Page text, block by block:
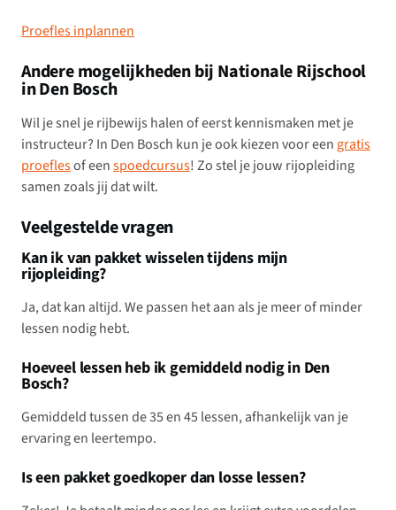
Proefles inplannen
Andere mogelijkheden bij Nationale Rijschool
in Den Bosch
Wil je snel je rijbewijs halen of eerst kennismaken met je
instructeur? In Den Bosch kun je ook kiezen voor een gratis
proeflesof eenspoedcursus! Zo stel je jouw rijopleiding
samen zoals jij dat wilt.
Veelgestelde vragen
Kan ik van pakket wisselen tijdens mijn
rijopleiding?
Ja, dat kan altijd. We passen het aan als je meer of minder
lessen nodig hebt.
Hoeveel lessen heb ik gemiddeld nodig in Den
Bosch?
Gemiddeld tussen de 35 en 45 lessen, afhankelijk van je
ervaring en leertempo.
Is een pakket goedkoper dan losse lessen?